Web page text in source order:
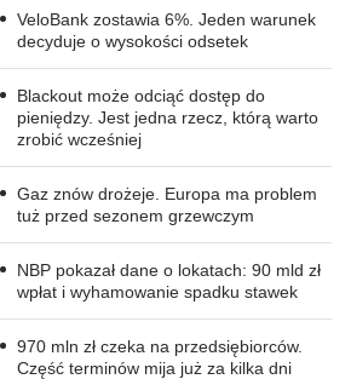
VeloBank zostawia 6%. Jeden warunek
decyduje o wysokości odsetek
Blackout może odciąć dostęp do
pieniędzy. Jest jedna rzecz, którą warto
zrobić wcześniej
Gaz znów drożeje. Europa ma problem
tuż przed sezonem grzewczym
NBP pokazał dane o lokatach: 90 mld zł
wpłat i wyhamowanie spadku stawek
970 mln zł czeka na przedsiębiorców.
Część terminów mija już za kilka dni